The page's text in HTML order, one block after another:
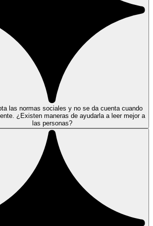
las normas sociales y no se da cuenta cuando
¿Existen maneras de ayudarla a leer mejor a
las personas?